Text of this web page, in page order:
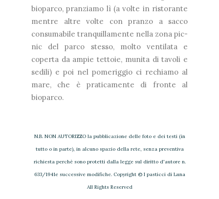
bioparco, pranziamo lì (a volte in ristorante
mentre altre volte con pranzo a sacco
consumabile tranquillamente nella zona pic-
nic del parco stesso, molto ventilata e
coperta da ampie tettoie, munita di tavoli e
sedili) e poi nel pomeriggio ci rechiamo al
mare, che è praticamente di fronte al
bioparco.
N.B. NON AUTORIZZO la pubblicazione delle foto e dei testi (in
tutto o in parte), in alcuno spazio della rete, senza preventiva
richiesta perchè sono protetti dalla legge sul diritto d'autore n.
633/1941e successive modifiche. Copyright © I pasticci di Luna
All Rights Reserved